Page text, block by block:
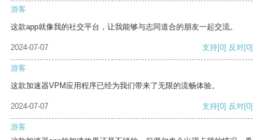
游客
这款app就像我的社交平台，让我能够与志同道合的朋友一起交流。
2024-07-07 支持[0] 反对[0]
游客
这款加速器VPM应用程序已经为我们带来了无限的流畅体验。
2024-07-07 支持[0] 反对[0]
游客